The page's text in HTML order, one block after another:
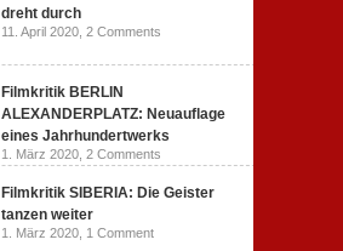
dreht durch
11. April 2020, 2 Comments
Filmkritik BERLIN
ALEXANDERPLATZ: Neuauflage
eines Jahrhundertwerks
1. März 2020, 2 Comments
Filmkritik SIBERIA: Die Geister
tanzen weiter
1. März 2020, 1 Comment